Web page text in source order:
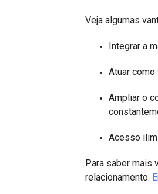
Projetos do IBDFAM
IBDFAM Educacional
Veja algumas
Integrar a
Atuar
Ampliar o
Acesso
Para saber mais
relacionamento.